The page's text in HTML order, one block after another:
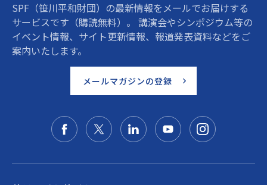
SPF（笹川平和財団）の最新情報をメールでお届けする
サービスです（購読無料）。 講演会やシンポジウム等の
イベント情報、サイト更新情報、報道発表資料などをご
案内いたします。
メールマガジンの登録